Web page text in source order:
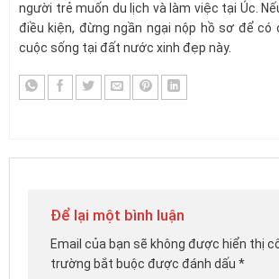
người trẻ muốn du lịch và làm việc tại Úc.
điều kiện, đừng ngần ngại nộp hồ sơ để có
cuộc sống tại đất nước xinh đẹp này.
Để lại một bình luận
Email của bạn sẽ không được hiển thị
trường bắt buộc được đánh dấu *